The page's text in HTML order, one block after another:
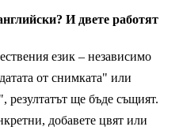
И двете работят
език – независимо
от снимката" или
резултатът ще бъде същият.
добавете цвят или